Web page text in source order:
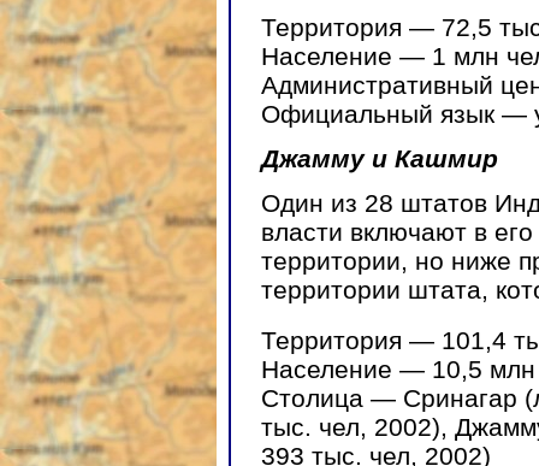
Территория — 72,5
Население — 1 млн
Административный
Официальный язык —
Джамму и Кашмир
Один из 28 штатов
власти включают в
территории, но ниже
территории штата,
Территория — 101,4
Население — 10,5 млн
Столица — Сринагар
тыс. чел, 2002),
393 тыс. чел, 2002)